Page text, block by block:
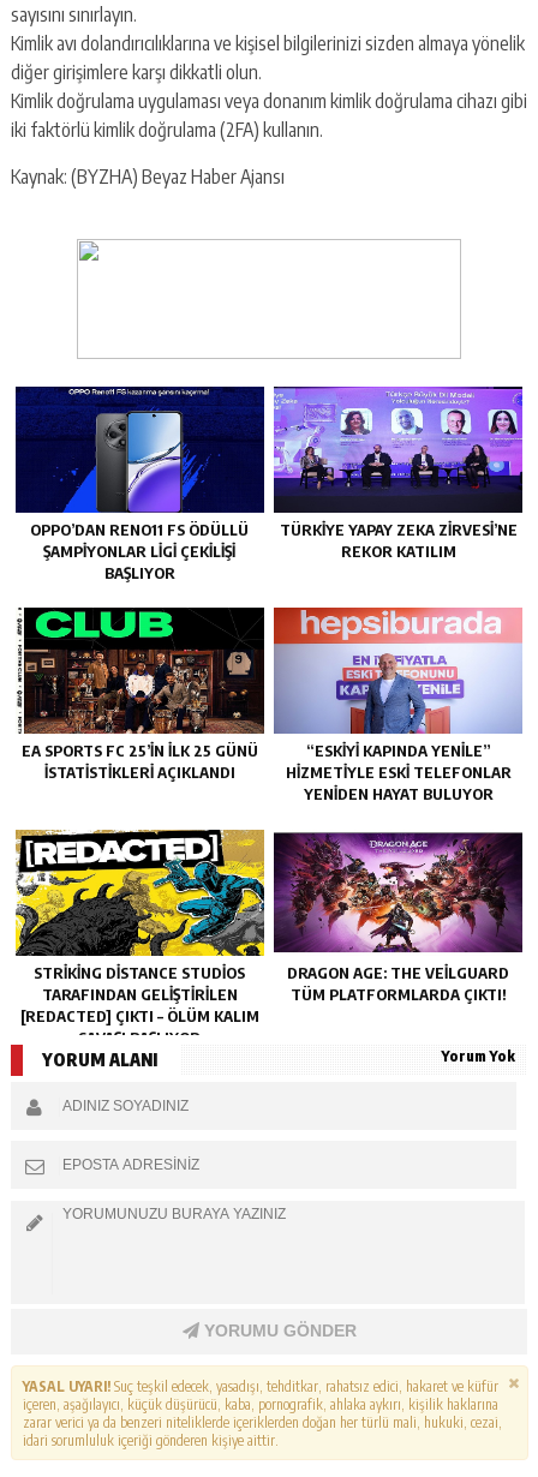
sayısını sınırlayın.
Kimlik avı dolandırıcılıklarına ve kişisel bilgilerinizi sizden almaya yönelik
diğer girişimlere karşı dikkatli olun.
Kimlik doğrulama uygulaması veya donanım kimlik doğrulama cihazı gibi
iki faktörlü kimlik doğrulama (2FA) kullanın.
Kaynak: (BYZHA) Beyaz Haber Ajansı
OPPO’DAN RENO11 FS ÖDÜLLÜ
ŞAMPIYONLAR LIGI ÇEKILIŞI
BAŞLIYOR
TÜRKIYE YAPAY ZEKA ZIRVESI’NE
REKOR KATILIM
EA SPORTS FC 25’IN İLK 25 GÜNÜ
İSTATISTIKLERI AÇIKLANDI
“ESKIYI KAPINDA YENILE”
HIZMETIYLE ESKI TELEFONLAR
YENIDEN HAYAT BULUYOR
STRIKING DISTANCE STUDIOS
TARAFINDAN GELIŞTIRILEN
[REDACTED] ÇIKTI – ÖLÜM KALIM
SAVAŞI BAŞLIYOR
DRAGON AGE: THE VEILGUARD
TÜM PLATFORMLARDA ÇIKTI!
YORUM ALANI Yorum Yok
YORUMU GÖNDER
YASAL UYARI!Suç teşkil edecek, yasadışı, tehditkar, rahatsız edici, hakaret ve küfür
içeren, aşağılayıcı, küçük düşürücü, kaba, pornografik, ahlaka aykırı, kişilik haklarına
zarar verici ya da benzeri niteliklerde içeriklerden doğan her türlü mali, hukuki, cezai,
idari sorumluluk içeriği gönderen kişiye aittir.